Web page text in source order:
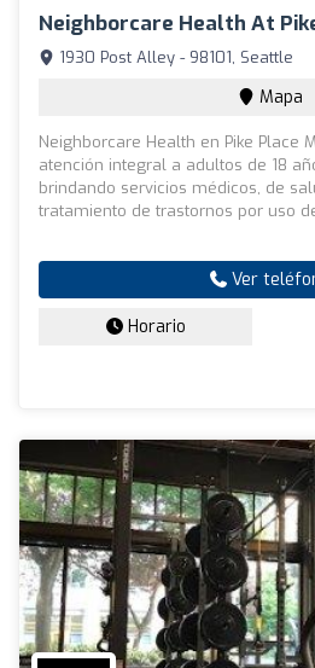
Neighborcare Health At
1930 Post Alley - 98101, Seattle
Mapa
Neighborcare Health en Pike Place
atención integral a adultos de 18
brindando servicios médicos, de
tratamiento de trastornos por uso
Ver
Horario